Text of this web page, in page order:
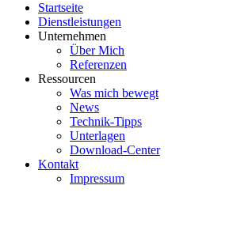
Startseite
Dienstleistungen
Unternehmen
Über Mich
Referenzen
Ressourcen
Was mich bewegt
News
Technik-Tipps
Unterlagen
Download-Center
Kontakt
Impressum